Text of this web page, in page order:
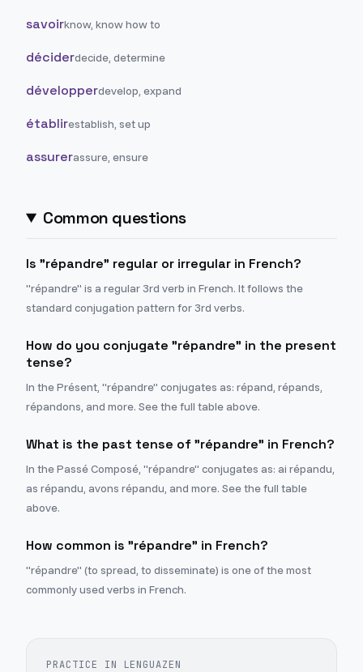
savoirknow, know how to
déciderdecide, determine
développerdevelop, expand
établirestablish, set up
assurerassure, ensure
Common questions
Is "répandre" regular or irregular in French?
"répandre" is a regular 3rd verb in French. It follows the
standard conjugation pattern for 3rd verbs.
How do you conjugate "répandre" in the present
tense?
In the Présent, "répandre" conjugates as: répand, répands,
répandons, and more. See the full table above.
What is the past tense of "répandre" in French?
In the Passé Composé, "répandre" conjugates as: ai répandu,
as répandu, avons répandu, and more. See the full table
above.
How common is "répandre" in French?
"répandre" (to spread, to disseminate) is one of the most
commonly used verbs in French.
PRACTICE IN LENGUAZEN